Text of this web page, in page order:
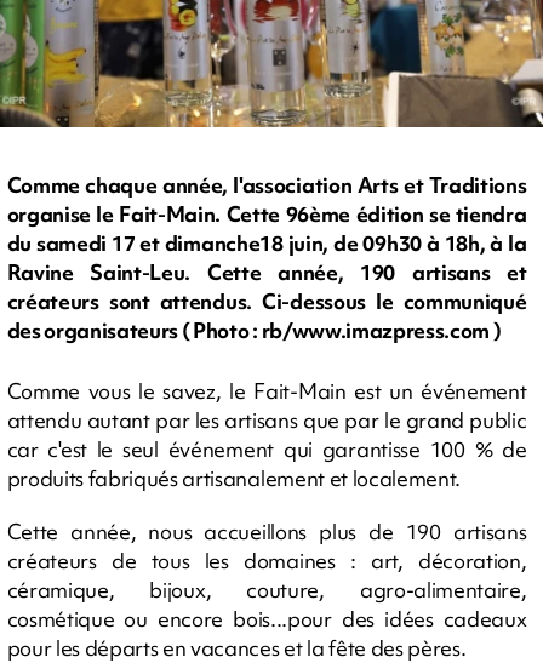
Comme chaque année, l'association Arts et Traditions
organise le Fait-Main. Cette 96ème édition se tiendra
du samedi 17 et dimanche18 juin, de 09h30 à 18h, à la
Ravine Saint-Leu. Cette année, 190 artisans et
créateurs sont attendus. Ci-dessous le communiqué
des organisateurs ( Photo : rb/www.imazpress.com )
Comme vous le savez, le Fait-Main est un événement
attendu autant par les artisans que par le grand public
car c'est le seul événement qui garantisse 100 % de
produits fabriqués artisanalement et localement.
Cette année, nous accueillons plus de 190 artisans
créateurs de tous les domaines : art, décoration,
céramique, bijoux, couture, agro-alimentaire,
cosmétique ou encore bois...pour des idées cadeaux
pour les départs en vacances et la fête des pères.